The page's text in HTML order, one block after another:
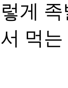
게
먹